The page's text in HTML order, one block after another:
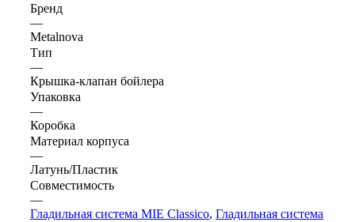
Бренд
—
Metalnova
Тип
—
Крышка-клапан бойлера
Упаковка
—
Коробка
Материал корпуса
—
Латунь/Пластик
Совместимость
—
Гладильная система MIE Classico, Гладильная система